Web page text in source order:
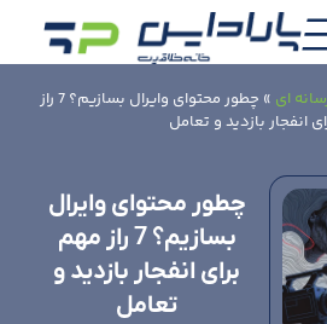
ای »
چطور محتوای وایرال بسازیم؟ 7 راز
انفجار بازدید و تعامل
چطور محتوای وایرال
بسازیم؟ 7 راز مهم
برای انفجار بازدید و
تعامل